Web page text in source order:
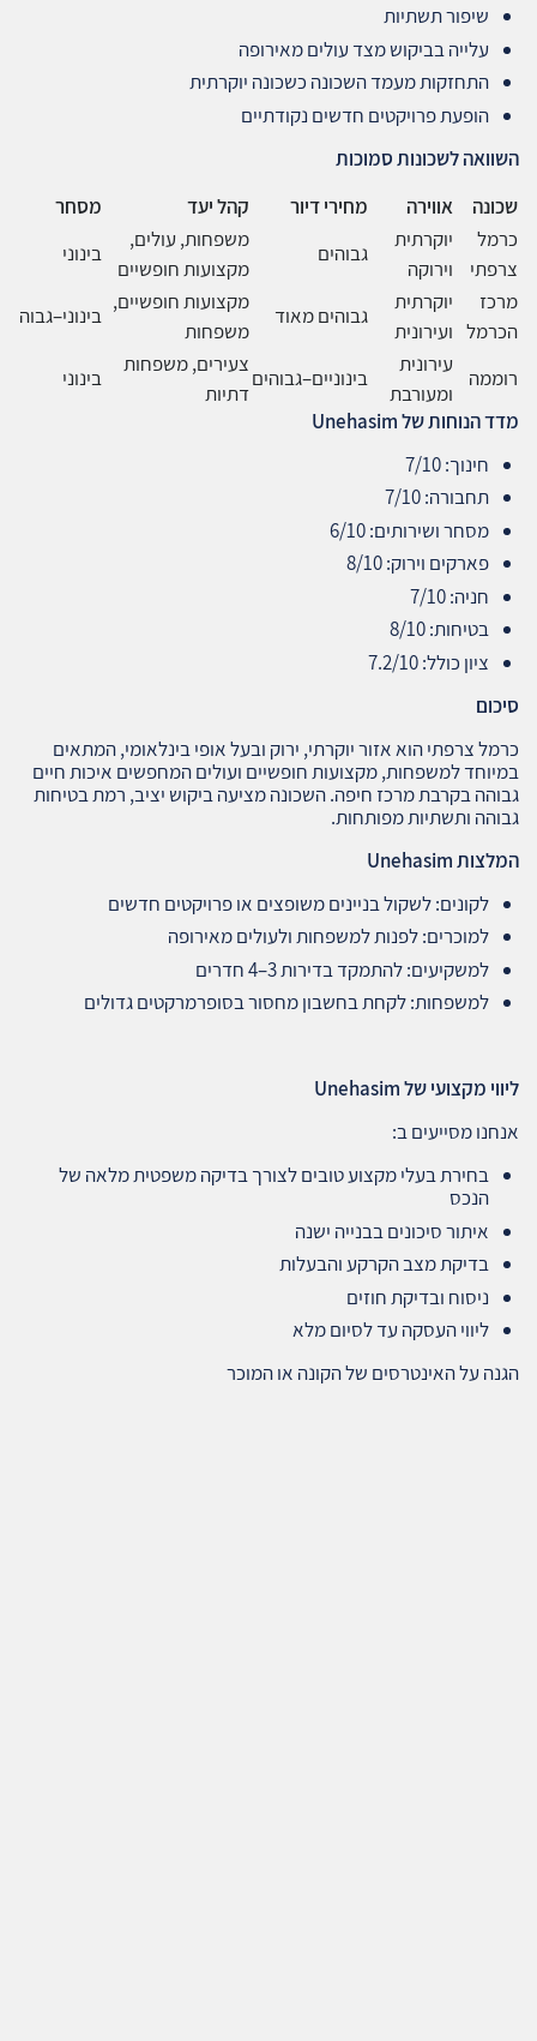
שיפור תשתיות
עלייה בביקוש מצד עולים מאירופה
התחזקות מעמד השכונה כשכונה יוקרתית
הופעת פרויקטים חדשים נקודתיים
השוואה לשכונות סמוכות
שכונה
אווירה מחירי דיור קהל יעד
מסחר
כרמל
צרפתי
יוקרתית
וירוקה
גבוהים
משפחות, עולים,
מקצועות חופשיים
בינוני
מרכז
הכרמל
יוקרתית
ועירונית
גבוהים מאוד
מקצועות חופשיים,
משפחות
בינוני–גבוה
רוממה
עירונית
ומעורבת
בינוניים–גבוהים
צעירים, משפחות
דתיות
בינוני
מדד הנוחות של
חינוך: 7/10
תחבורה: 7/10
מסחר ושירותים: 6/10
פארקים וירוק: 8/10
חניה: 7/10
בטיחות: 8/10
ציון כולל: 7.2/10
סיכום
כרמל צרפתי הוא אזור יוקרתי, ירוק ובעל אופי בינלאומי, המתאים
במיוחד למשפחות, מקצועות חופשיים ועולים המחפשים איכות חיים
גבוהה בקרבת מרכז חיפה. השכונה מציעה ביקוש יציב, רמת בטיחות
גבוהה ותשתיות מפותחות.
המלצות
לקונים: לשקול בניינים משופצים או פרויקטים חדשים
למוכרים: לפנות למשפחות ולעולים מאירופה
למשקיעים: להתמקד בדירות 3–4 חדרים
למשפחות: לקחת בחשבון מחסור בסופרמרקטים גדולים
ליווי מקצועי של
אנחנו מסייעים ב:
בחירת בעלי מקצוע טובים לצורך בדיקה משפטית מלאה של
הנכס
איתור סיכונים בבנייה ישנה
בדיקת מצב הקרקע והבעלות
ניסוח ובדיקת חוזים
ליווי העסקה עד לסיום מלא
הגנה על האינטרסים של הקונה או המוכר